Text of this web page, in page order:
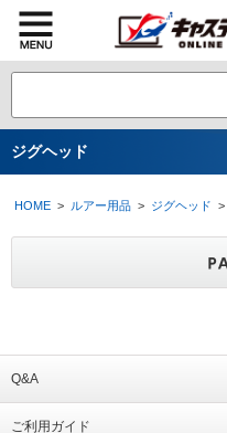
ジグヘッド
HOME > ルアー用品 > ジグヘッド >
Q&A
ご利用ガイド